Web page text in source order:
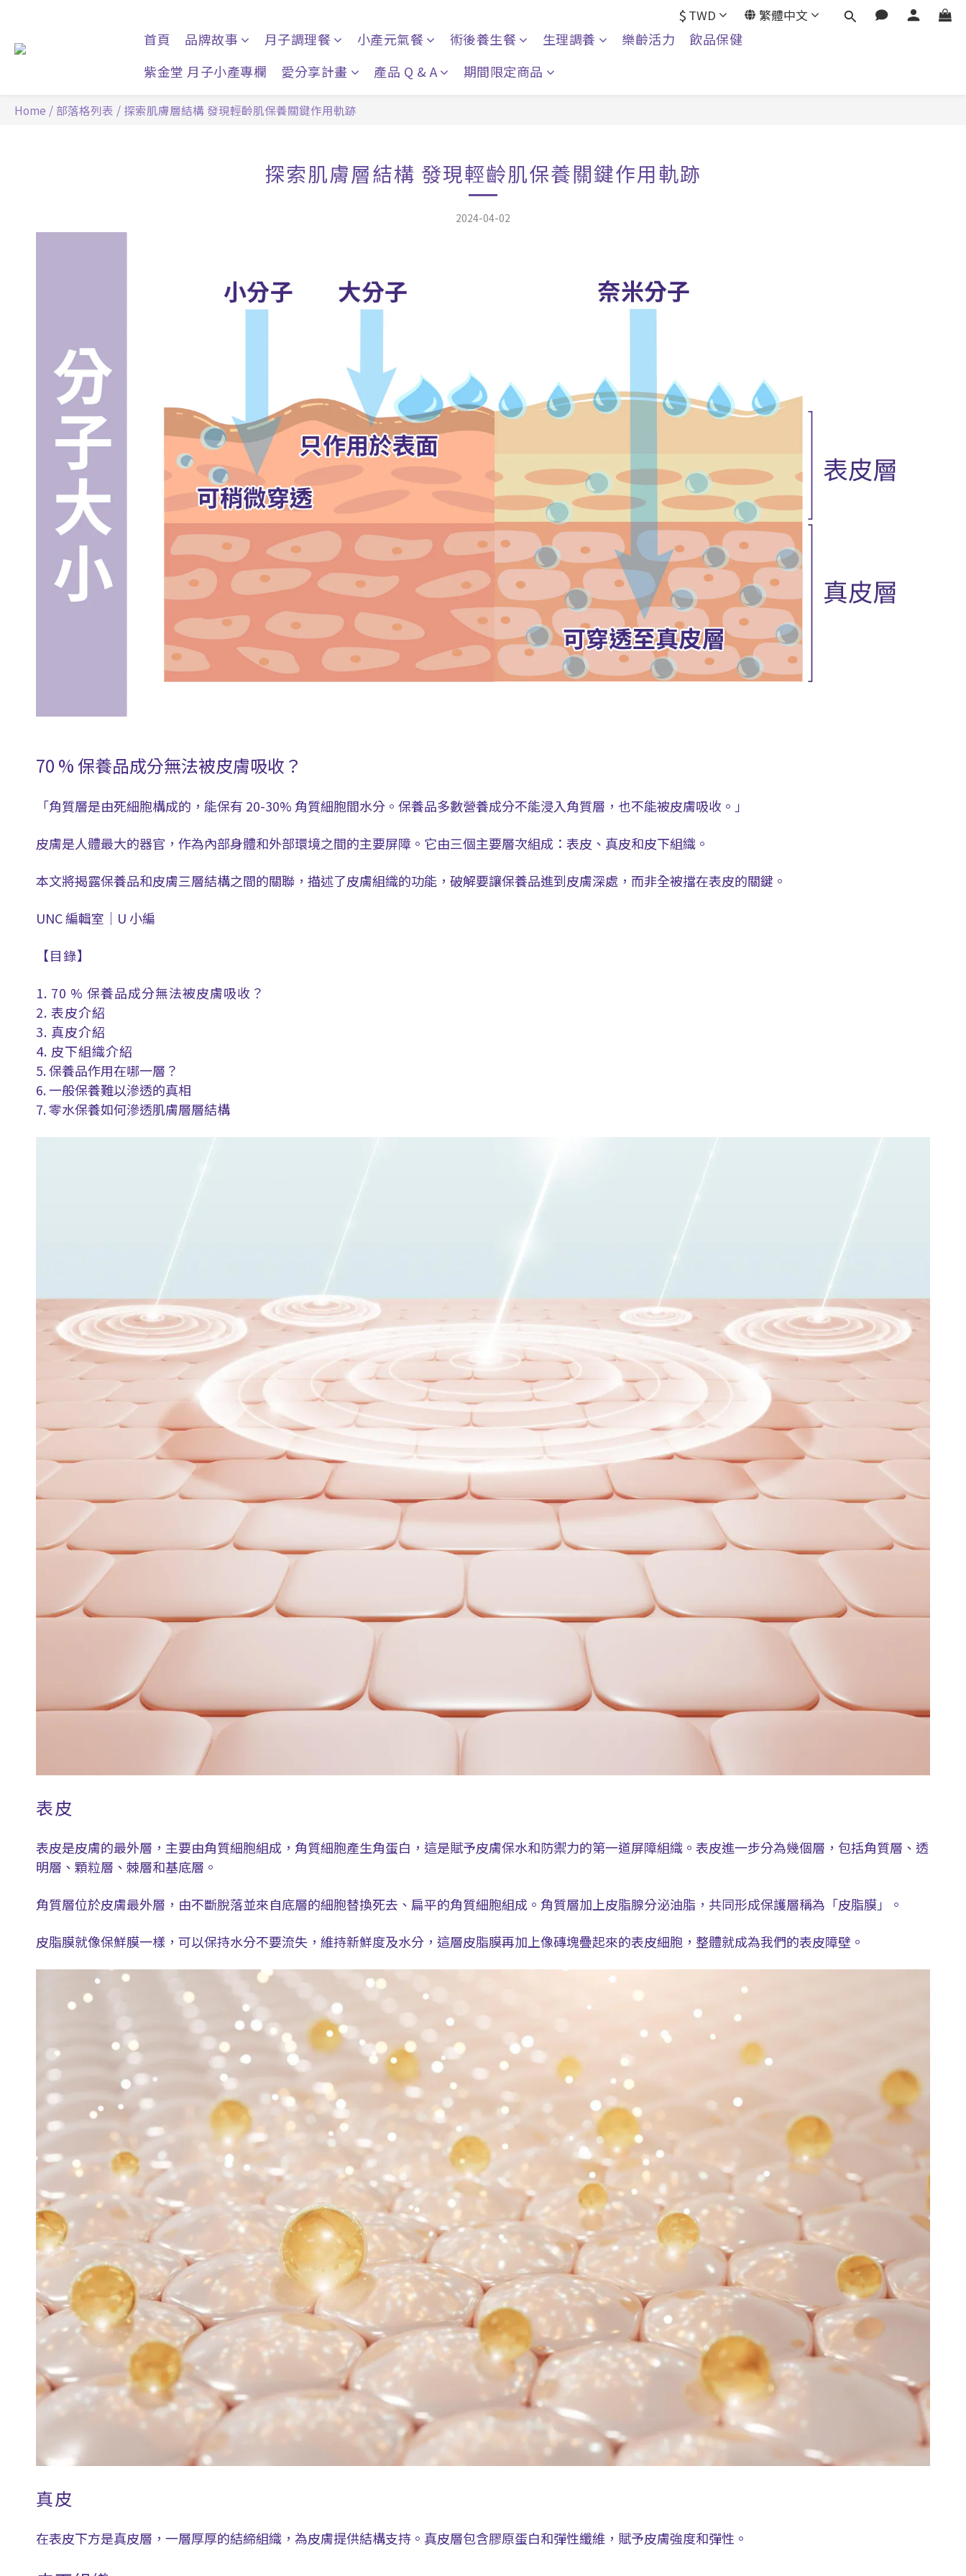
$ TWD 繁體中文
首頁 品牌故事 月子調理餐 小產元氣餐 術後養生餐 生理調養 樂齡活力
飲品保健
紫金堂 月子小產專欄
愛分享計畫 產品 Q & A 期間限定商品
Home / 部落格列表 / 探索肌膚層結構 發現輕齡肌保養關鍵作用軌跡
探索肌膚層結構 發現輕齡肌保養關鍵作用軌跡
2024-04-02
70 % 保養品成分無法被皮膚吸收？
「角質層是由死細胞構成的，能保有 20-30% 角質細胞間水分。保養品多數營養成分不能浸入角質層，也不能被皮膚吸收。」
皮膚是人體最大的器官，作為內部身體和外部環境之間的主要屏障。它由三個主要層次組成：表皮、真皮和皮下組織。
本文將揭露保養品和皮膚三層結構之間的關聯，描述了皮膚組織的功能，破解要讓保養品進到皮膚深處，而非全被擋在表皮的關鍵。
UNC 編輯室｜U 小編
【目錄】
1. 70 % 保養品成分無法被皮膚吸收？
2. 表皮介紹
3. 真皮介紹
4. 皮下組織介紹
5. 保養品作用在哪一層？
6. 一般保養難以滲透的真相
7. 零水保養如何滲透肌膚層層結構
表皮
表皮是皮膚的最外層，主要由角質細胞組成，角質細胞產生角蛋白，這是賦予皮膚保水和防禦力的第一道屏障組織。表皮進一步分為幾個層，包括角質層、透
明層、顆粒層、棘層和基底層。
角質層位於皮膚最外層，由不斷脫落並來自底層的細胞替換死去、扁平的角質細胞組成。角質層加上皮脂腺分泌油脂，共同形成保護層稱為「皮脂膜」。
皮脂膜就像保鮮膜一樣，可以保持水分不要流失，維持新鮮度及水分，這層皮脂膜再加上像磚塊疊起來的表皮細胞，整體就成為我們的表皮障壁。
真皮
在表皮下方是真皮層，一層厚厚的結締組織，為皮膚提供結構支持。真皮層包含膠原蛋白和彈性纖維，賦予皮膚強度和彈性。